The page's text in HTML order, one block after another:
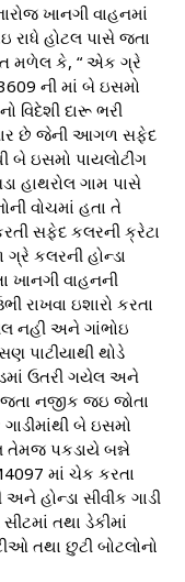
ખાનગી વાહનમાં
રાધે હોટલ પાસે જતા
મળેલ કે, “ એક ગ્રે
ની માં બે ઇસમો
વિદેશી દારૂ ભરી
છે જેની આગળ સફેદ
બે ઇસમો પાયલોટીંગ
હાથરોલ ગામ પાસે
વોચમાં હતા તે
સફેદ કલરની ક્રેટા
કલરની હોન્ડા
ખાનગી વાહનની
રાખવા ઇશારો કરતા
નહી અને ગાંભોઇ
પાટીયાથી થોડે
ઉતરી ગયેલ અને
નજીક જઇ જોતા
બે ઇસમો
તેમજ પકડાયે બન્ને
માં ચેક કરતા
હોન્ડા સીવીક ગાડી
તથા ડેકીમાં
તથા છુટી બોટલોનો